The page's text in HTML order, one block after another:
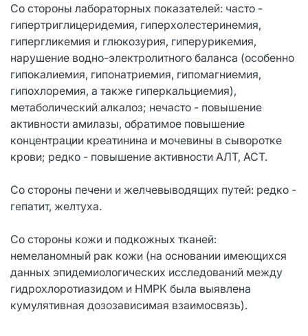
Со стороны лабораторных показателей: часто -
гипертриглицеридемия, гиперхолестеринемия,
гипергликемия и глюкозурия, гиперурикемия,
нарушение водно-электролитного баланса (особенно
гипокалиемия, гипонатриемия, гипомагниемия,
гипохлоремия, а также гиперкальциемия),
метаболический алкалоз; нечасто - повышение
активности амилазы, обратимое повышение
концентрации креатинина и мочевины в сыворотке
крови; редко - повышение активности АЛТ, АСТ.
Со стороны печени и желчевыводящих путей: редко -
гепатит, желтуха.
Со стороны кожи и подкожных тканей:
немеланомный рак кожи (на основании имеющихся
данных эпидемиологических исследований между
гидрохлоротиазидом и НМРК была выявлена
кумулятивная дозозависимая взаимосвязь).